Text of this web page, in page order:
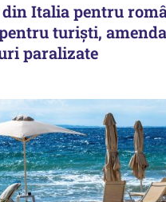
Italia pentru
turiști,
paralizate